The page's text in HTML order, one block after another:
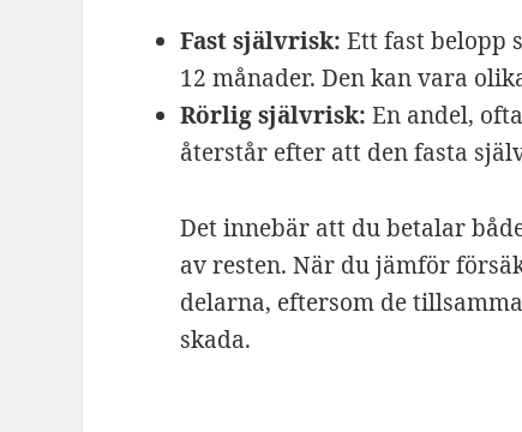
Fast självrisk: Ett fast belopp
12 månader. Den kan vara
Rörlig självrisk: En andel,
återstår efter att den fasta
Det innebär att du betalar
av resten. När du jämför
delarna, eftersom de
skada.